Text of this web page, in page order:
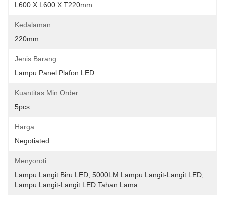
L600 X L600 X T220mm
Kedalaman:
220mm
Jenis Barang:
Lampu Panel Plafon LED
Kuantitas Min Order:
5pcs
Harga:
Negotiated
Menyoroti:
Lampu Langit Biru LED 5000LM Lampu Langit-Langit LED
Lampu Langit-Langit LED Tahan Lama